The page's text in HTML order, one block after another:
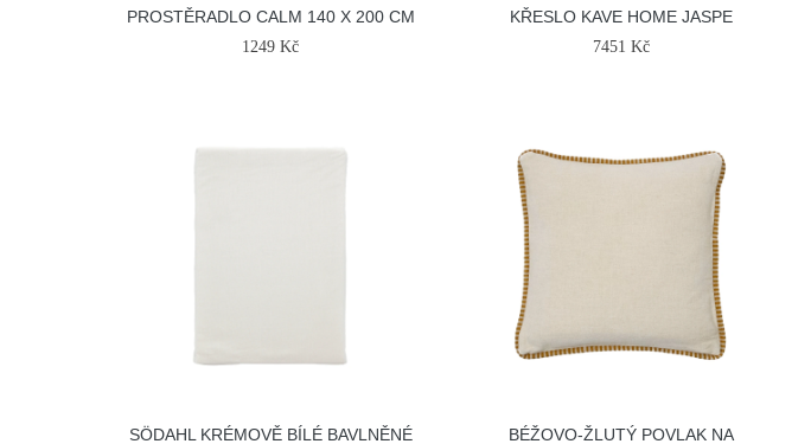
PROSTĚRADLO CALM 140 X 200 CM
1249 Kč
KŘESLO KAVE HOME JASPE
7451 Kč
SÖDAHL KRÉMOVĚ BÍLÉ BAVLNĚNÉ BÉŽOVO-ŽLUTÝ POVLAK NA